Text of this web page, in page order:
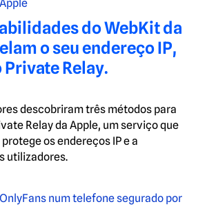
do WebKit da
o seu endereço IP,
Private Relay.
descobriram três métodos para
Relay da Apple, um serviço que
os endereços IP e a
utilizadores.